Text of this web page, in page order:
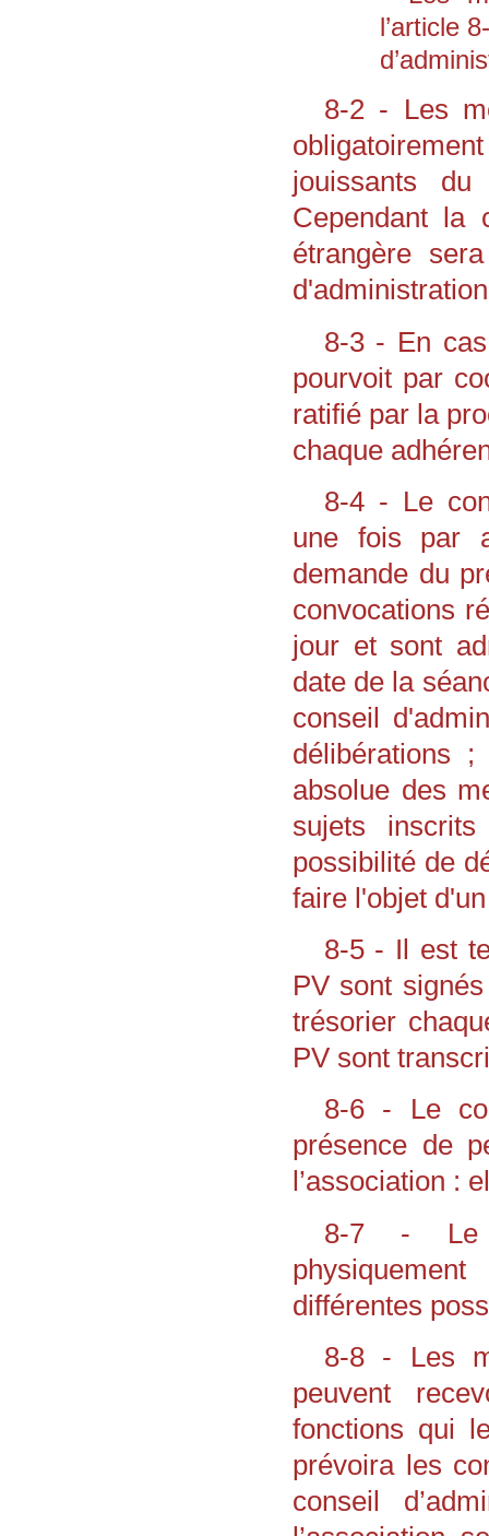
l’article
8-2 - Les
jouissants
Cependant la
étrangère
8-3 - En
pourvoit par
ratifié par la
chaque
8-4 - Le
une fois par
demande du
convocations
jour et sont
date de la
conseil
délibérations
absolue des
sujets
possibilité de
faire l'objet
8-5 - Il est
PV sont
trésorier
PV sont
8-6 - Le
présence de
l’association :
8-7 - Le
différentes
8-8 - Les
peuvent
fonctions qui
prévoira les
conseil